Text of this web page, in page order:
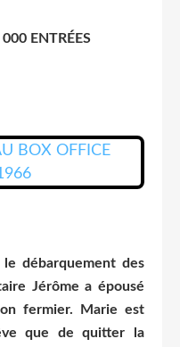
ENTRÉES
débarquement des
Jérôme a épousé
fermier. Marie est
que de quitter la